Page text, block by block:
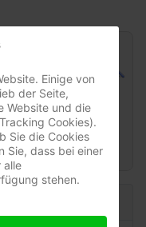
Einige von
der Seite,
Website und die
Cookies).
Sie die Cookies
Sie, dass bei einer
alle
stehen.